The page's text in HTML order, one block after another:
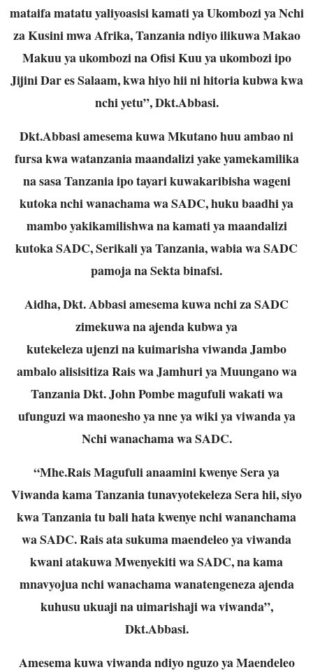
mataifa matatu yaliyoasisi kamati ya Ukombozi ya Nchi
za Kusini mwaAfrika, Tanzania ndiyo ilikuwa Makao
Makuu ya ukombozi na Ofisi Kuu ya ukomboziipo
Jijini Dar es Salaam, kwa hiyo hii ni hitoria kubwa kwa
nchi yetu”, Dkt.Abbasi.
Dkt.Abbasi amesema kuwa Mkutano huu ambao ni
fursa kwa watanzania maandaliziyake yamekamilika
na sasa Tanzania ipo tayari kuwakaribisha wageni
kutoka nchiwanachama wa SADC, huku baadhi ya
mambo yakikamilishwa na kamati ya maandalizi
kutoka SADC, Serikali ya Tanzania, wabia wa SADC
pamoja na Sekta binafsi.
Aidha, Dkt. Abbasi amesema kuwa nchi za SADC
zimekuwa na ajenda kubwa ya
kutekeleza ujenzi na kuimarisha viwanda Jambo
ambalo alisisitiza Rais wa Jamhuri yaMuungano wa
Tanzania Dkt. John Pombe magufuli wakati wa
ufunguzi wa maoneshoya nne ya wiki ya viwanda ya
Nchi wanachama wa SADC.
“Mhe.Rais Magufuli anaamini kwenye Sera ya
Viwanda kama Tanzania tunavyotekelezaSera hii, siyo
kwa Tanzania tu bali hata kwenye nchi wananchama
wa SADC.Rais atasukuma maendeleo ya viwanda
kwani atakuwa Mwenyekiti wa SADC, na kama
mnavyojua nchi wanachama wanatengeneza ajenda
kuhusu ukuaji na uimarishaji waviwanda”,
Dkt.Abbasi.
Amesema kuwa viwanda ndiyo nguzo ya Maendeleo